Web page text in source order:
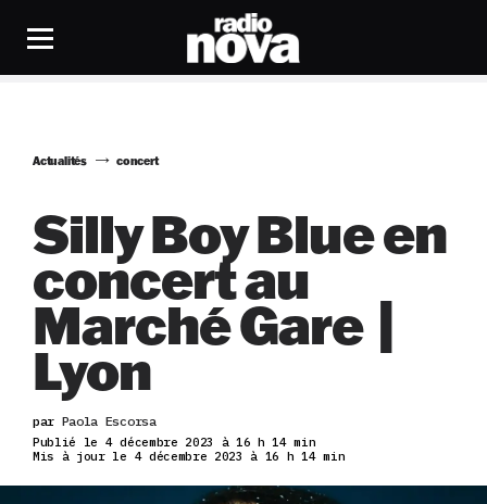
Actualités concert
Silly Boy Blue en
concert au
Marché Gare |
Lyon
par Paola Escorsa
Publié le 4 décembre 2023 à 16 h 14 min
Mis à jour le 4 décembre 2023 à 16 h 14 min